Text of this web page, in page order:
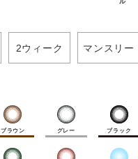
ル
2ウィーク マンスリー
ブラウン グレー ブラック